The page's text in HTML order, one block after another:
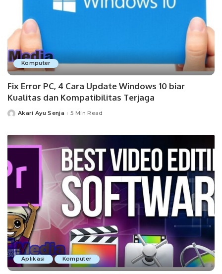
Komputer
Fix Error PC, 4 Cara Update Windows 10 biar
Kualitas dan Kompatibilitas Terjaga
PostedAkari Ayu Senja 5 Min Read
Aplikasi Komputer